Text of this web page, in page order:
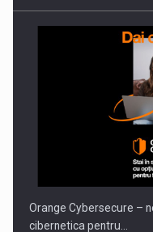
Orange Cybersecure –
cibernetica pentru…